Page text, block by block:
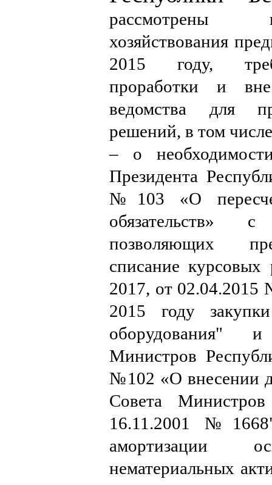
рассмотрены
хозяйствования
2015 году,
проработки и
ведомства для
решений, в том
– о
Президента
№103 «О
обязательств»
позволяющих
списание
2017, от
2015 году
оборудования"
Министров
№102 «О внесении
Совета
16.11.2001
амортизации
нематериальных